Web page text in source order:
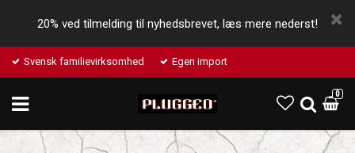
20% ved tilmelding til nyhedsbrevet, læs mere nederst!
Svensk familievirksomhed Egen import
0